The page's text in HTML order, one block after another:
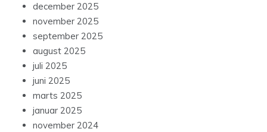
december 2025
november 2025
september 2025
august 2025
juli 2025
juni 2025
marts 2025
januar 2025
november 2024